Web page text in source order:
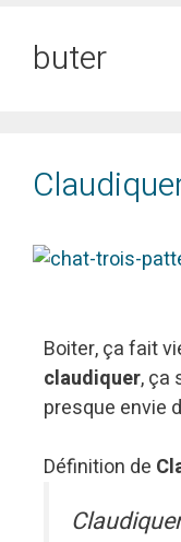
buter
Boiter, ça fait
claudiquer, ça
presque envie
Définition de